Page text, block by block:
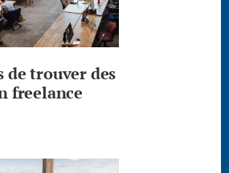
de trouver des
freelance